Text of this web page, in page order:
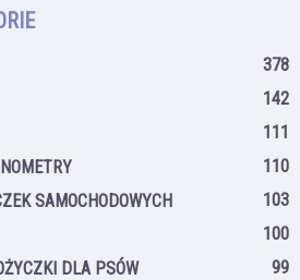
378
142
111
110
SAMOCHODOWYCH
103
100
DLA PSÓW
99